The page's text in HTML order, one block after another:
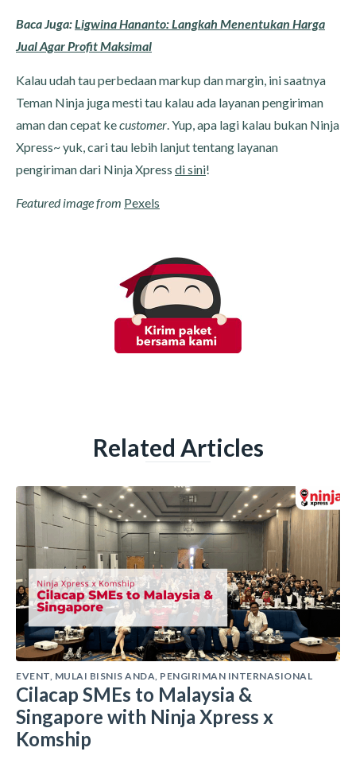
Baca Juga:Ligwina Hananto: Langkah Menentukan Harga
Jual Agar Profit Maksimal
Kalau udah tau perbedaan markup dan margin, ini saatnya
Teman Ninja juga mesti tau kalau ada layanan pengiriman
aman dan cepat kecustomer . Yup, apa lagi kalau bukan Ninja
Xpress~ yuk, cari tau lebih lanjut tentang layanan
pengiriman dari Ninja Xpress di sini!
Featured image from Pexels
Related Articles
EVENT MULAI BISNIS ANDA PENGIRIMAN INTERNASIONAL
Cilacap SMEs to Malaysia &
Singapore with Ninja Xpress x
Komship